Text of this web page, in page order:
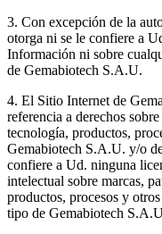
3. Con excepción de la
otorga ni se le confiere a
Información ni sobre
de Gemabiotech S.A.U.
4. El Sitio Internet de
referencia a derechos
tecnología, productos,
Gemabiotech S.A.U. y/o
confiere a Ud. ninguna
intelectual sobre marcas,
productos, procesos y
tipo de Gemabiotech